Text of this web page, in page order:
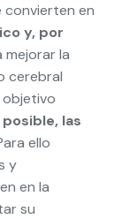
convierten en
y, por
mejorar la
cerebral
objetivo
las
ello
y
en la
su